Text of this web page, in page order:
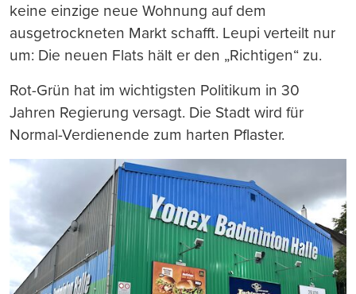
keine einzige neue Wohnung auf dem
ausgetrockneten Markt schafft. Leupi verteilt nur
um: Die neuen Flats hält er den „Richtigen“ zu.
Rot-Grün hat im wichtigsten Politikum in 30
Jahren Regierung versagt. Die Stadt wird für
Normal-Verdienende zum harten Pflaster.